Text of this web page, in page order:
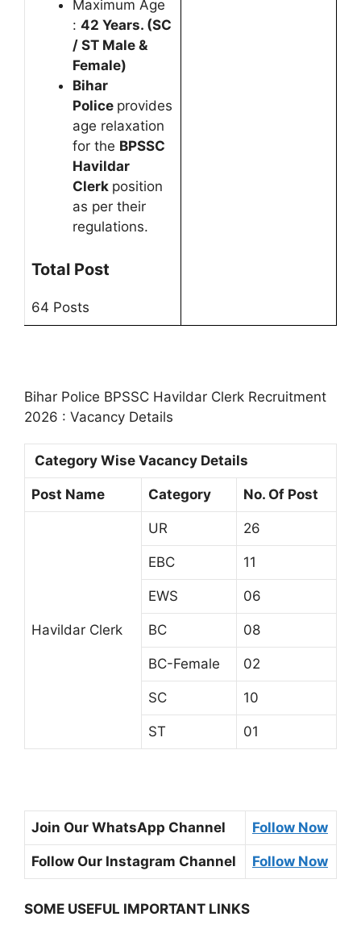
Maximum Age
: 42 Years. (SC
/ ST Male &
Female)
Bihar
Police provides
age relaxation
for the BPSSC
Havildar
Clerk position
as per their
regulations.
Total Post
64 Posts
Bihar Police BPSSC Havildar Clerk Recruitment
2026 : Vacancy Details
Category Wise Vacancy Details
Post Name Category No. Of Post
Havildar Clerk
UR 26
EBC 11
EWS 06
BC 08
BC-Female 02
SC 10
ST 01
Join Our WhatsApp Channel Follow Now
Follow Our Instagram Channel Follow Now
SOME USEFUL IMPORTANT LINKS